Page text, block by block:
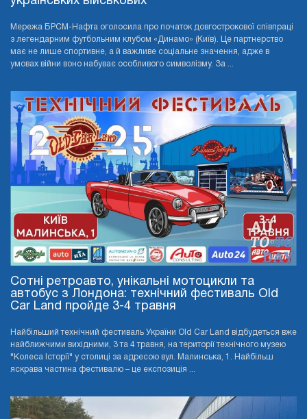
Мережа БРСМ-Нафта оголосила про початок довгострокової співпраці
з легендарним футбольним клубом «Динамо» (Київ). Це партнерство
має не лише спортивне, а й важливе соціальне значення, адже в
умовах війни воно набуває особливого символізму. За ...
Сотні ретроавто, унікальні мотоцикли та
автобус з Лондона: технічний фестиваль Old
Car Land пройде 3-4 травня
Найбільший технічний фестиваль України Old Car Land відбудеться вже
найближчими вихідними, 3 та 4 травня, на території технічного музею
"Колеса Історії" у столиці за адресою вул. Малинська, 1. Найбільш
яскрава частина фестивалю – це експозиція ...